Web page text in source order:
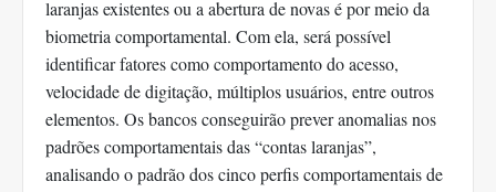
laranjas existentes ou a abertura de novas é por meio da
biometria comportamental. Com ela, será possível
identificar fatores como comportamento do acesso,
velocidade de digitação, múltiplos usuários, entre outros
elementos. Os bancos conseguirão prever anomalias nos
padrões comportamentais das “contas laranjas”,
analisando o padrão dos cinco perfis comportamentais de